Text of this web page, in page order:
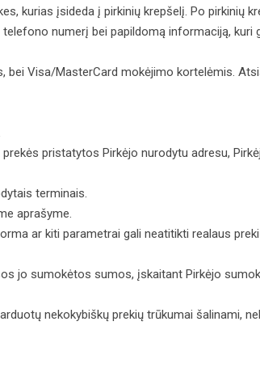
kurias įsideda į pirkinių krepšelį. Po
numerį bei papildomą informaciją,
Visa/MasterCard mokėjimo kortelėmis.
pristatytos Pirkėjo nurodytu adresu,
terminais.
aprašyme.
ar kiti parametrai gali neatitikti realaus
jo sumokėtos sumos, įskaitant Pirkėjo
nekokybiškų prekių trūkumai šalinami,